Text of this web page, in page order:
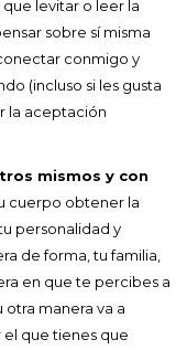
levitar o leer la
sobre sí misma
conmigo y
(incluso si les gusta
la aceptación
mismos y con
cuerpo obtener la
personalidad y
de forma, tu familia,
en que te percibes a
manera va a
el que tienes que